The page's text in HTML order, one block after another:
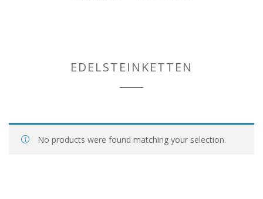
EDELSTEINKETTEN
No products were found matching your selection.